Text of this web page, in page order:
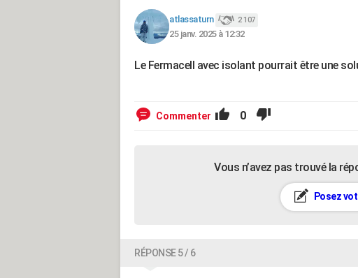
atlassaturn 2 107
25 janv. 2025 à 12:32
Le Fermacell avec isolant pourrait être une
Commenter 0
Vous n’avez pas trouvé la
Posez
RÉPONSE 5 / 6